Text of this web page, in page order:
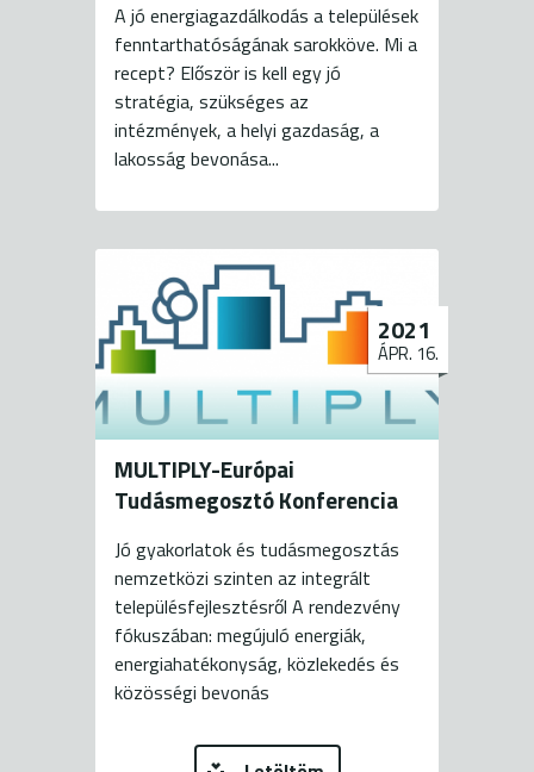
A jó energiagazdálkodás a települések
fenntarthatóságának sarokköve. Mi a
recept? Először is kell egy jó
stratégia, szükséges az
intézmények, a helyi gazdaság, a
lakosság bevonása...
MULTIPLY-Európai
Tudásmegosztó Konferencia
2021
ÁPR. 16.
Jó gyakorlatok és tudásmegosztás
nemzetközi szinten az integrált
településfejlesztésről A rendezvény
fókuszában: megújuló energiák,
energiahatékonyság, közlekedés és
közösségi bevonás